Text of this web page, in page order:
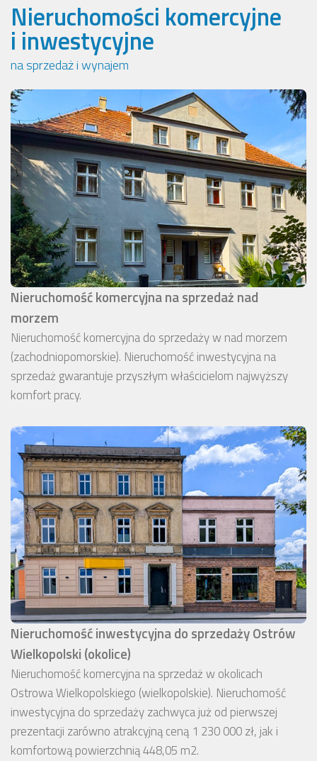
Nieruchomości komercyjne
i inwestycyjne
na sprzedaż i wynajem
Nieruchomość komercyjna na sprzedaż nad
morzem
Nieruchomość komercyjna do sprzedaży w nad morzem
(zachodniopomorskie). Nieruchomość inwestycyjna na
sprzedaż gwarantuje przyszłym właścicielom najwyższy
komfort pracy.
Nieruchomość inwestycyjna do sprzedaży Ostrów
Wielkopolski (okolice)
Nieruchomość komercyjna na sprzedaż w okolicach
Ostrowa Wielkopolskiego (wielkopolskie). Nieruchomość
inwestycyjna do sprzedaży zachwyca już od pierwszej
prezentacji zarówno atrakcyjną ceną 1 230 000 zł, jak i
komfortową powierzchnią 448,05 m2.